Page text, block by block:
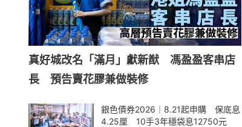
真好城改名「滿月」獻新猷 馮盈盈客串店
長 預告賣花膠兼做裝修
銀色債券2026｜8.21起申購 保底息
4.25厘 10手3年穩袋息12750元